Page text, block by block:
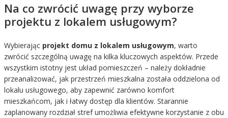
Na co zwrócić uwagę przy wyborze
projektu z lokalem usługowym?
Wybierając projekt domu z lokalem usługowym, warto
zwrócić szczególną uwagę na kilka kluczowych aspektów. Przede
wszystkim istotny jest układ pomieszczeń – należy dokładnie
przeanalizować, jak przestrzeń mieszkalna została oddzielona od
lokalu usługowego, aby zapewnić zarówno komfort
mieszkańcom, jak i łatwy dostęp dla klientów. Starannie
zaplanowany rozdział stref umożliwia efektywne korzystanie z obu